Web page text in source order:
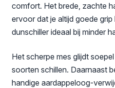
comfort. Het brede, zachte
ervoor dat je altijd goede
dunschiller ideaal bij minder
Het scherpe mes glijdt
soorten schillen. Daarnaast
handige aardappeloog-